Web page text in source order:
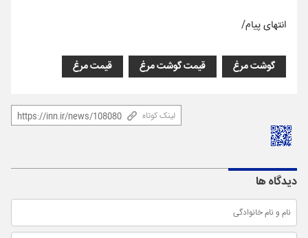
انتهای پیام/
گوشت مرغ قیمت گوشت مرغ قیمت مرغ
لینک کوتاه
دیدگاه ها